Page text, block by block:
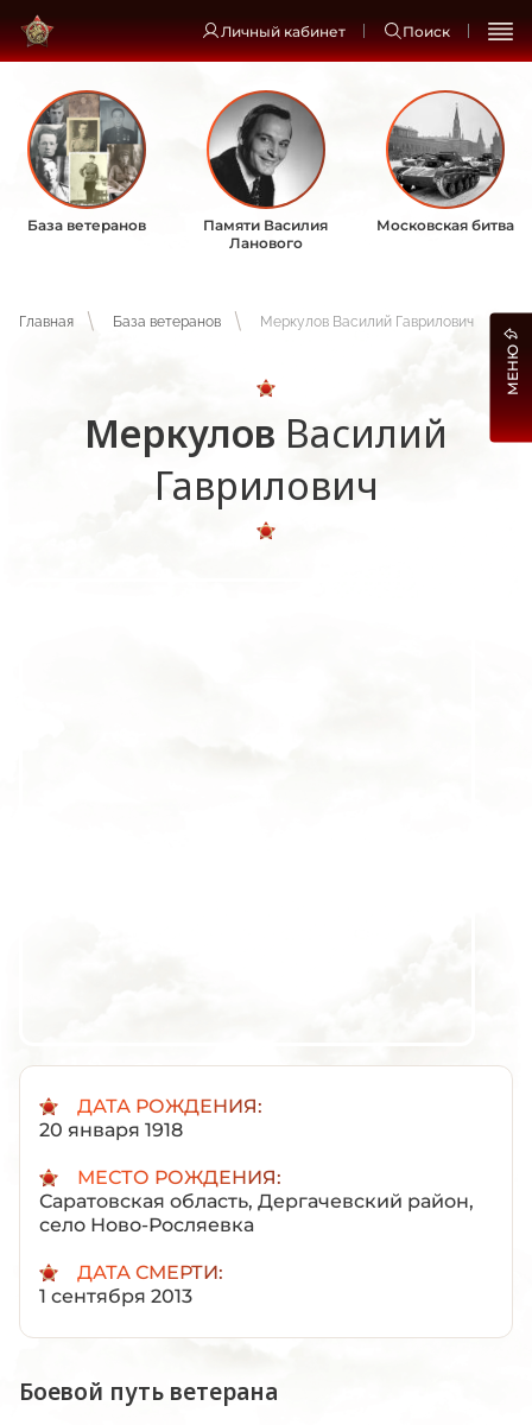
Личный кабинет Поиск
База ветеранов
Памяти Василия
Ланового
Московская битва
Главная База ветеранов Меркулов Василий Гаврилович
Меркулов Василий
Гаврилович
ДАТА РОЖДЕНИЯ:
20 января 1918
МЕСТО РОЖДЕНИЯ:
Саратовская область, Дергачевский район,
село Ново-Росляевка
ДАТА СМЕРТИ:
1 сентября 2013
Боевой путь ветерана
МЕНЮ